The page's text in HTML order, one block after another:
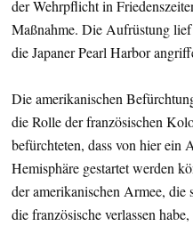
der Wehrpflicht in
Maßnahme. Die Aufrüstung lief
die Japaner Pearl Harbor
Die amerikanischen
die Rolle der französischen
befürchteten, dass von hier ein
Hemisphäre gestartet werden
der amerikanischen Armee,
die französische verlassen